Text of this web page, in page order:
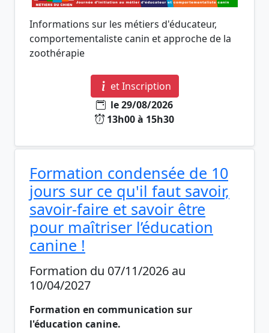
Informations sur les métiers d'éducateur,
comportementaliste canin et approche de la
zoothérapie
et Inscription
le 29/08/2026
13h00 à 15h30
Formation condensée de 10
jours sur ce qu'il faut savoir,
savoir-faire et savoir être
pour maîtriser l’éducation
canine !
Formation du 07/11/2026 au
10/04/2027
Formation en communication sur
l'éducation canine.